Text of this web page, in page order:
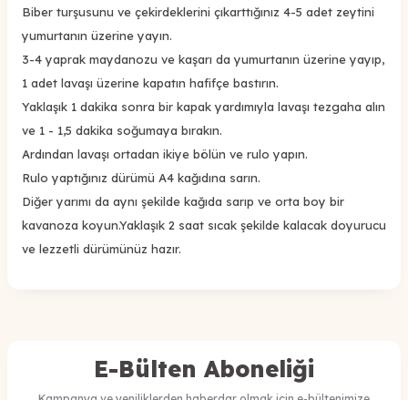
Biber turşusunu ve çekirdeklerini çıkarttığınız 4-5 adet zeytini
yumurtanın üzerine yayın.
3-4 yaprak maydanozu ve kaşarı da yumurtanın üzerine yayıp,
1 adet lavaşı üzerine kapatın hafifçe bastırın.
Yaklaşık 1 dakika sonra bir kapak yardımıyla lavaşı tezgaha alın
ve 1 - 1,5 dakika soğumaya bırakın.
Ardından lavaşı ortadan ikiye bölün ve rulo yapın.
Rulo yaptığınız dürümü A4 kağıdına sarın.
Diğer yarımı da aynı şekilde kağıda sarıp ve orta boy bir
kavanoza koyun.Yaklaşık 2 saat sıcak şekilde kalacak doyurucu
ve lezzetli dürümünüz hazır.
E-Bülten Aboneliği